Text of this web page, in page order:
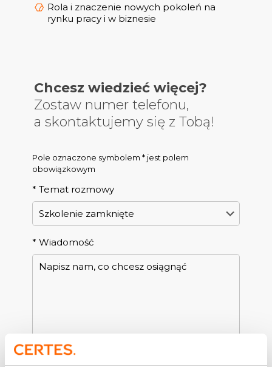
Rola i znaczenie nowych pokoleń na
rynku pracy i w biznesie
Chcesz wiedzieć więcej?
Zostaw numer telefonu,
a skontaktujemy się z Tobą!
Pole oznaczone symbolem * jest polem
obowiązkowym
* Temat rozmowy
* Wiadomość